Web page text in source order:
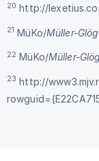
20 http://
21 MüKo/Müller-
22 MüKo/Müller-
23 http://